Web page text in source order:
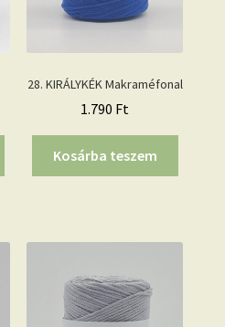
28. KIRÁLYKÉK Makraméfonal
1.790 Ft
Kosárba teszem